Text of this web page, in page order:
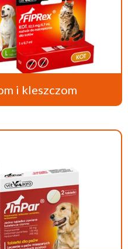
i kleszczom